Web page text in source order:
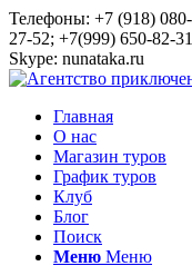
Телефоны: +7 (918)
27-52; +7(999) 650-82-
Skype: nunataka.ru
Главная
О нас
Магазин туров
График туров
Клуб
Блог
Поиск
Меню Меню